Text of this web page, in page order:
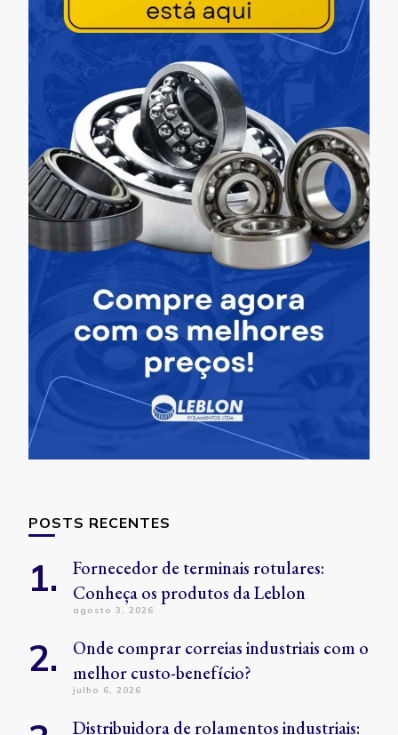
POSTS RECENTES
Fornecedor de terminais rotulares:
Conheça os produtos da Leblon
agosto 3, 2026
Onde comprar correias industriais com o
melhor custo-benefício?
julho 6, 2026
Distribuidora de rolamentos industriais: